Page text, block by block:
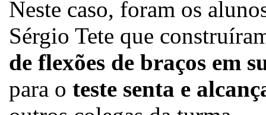
Neste caso, foram os
Sérgio Tete que
de flexões de braços em
para o teste senta e